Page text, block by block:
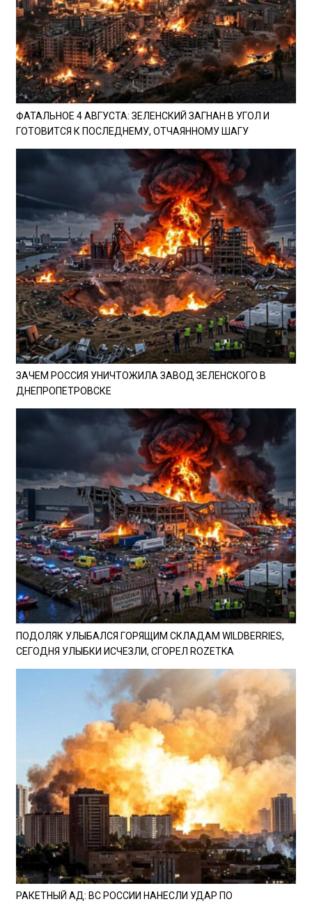
ФАТАЛЬНОЕ 4 АВГУСТА: ЗЕЛЕНСКИЙ ЗАГНАН В УГОЛ И
ГОТОВИТСЯ К ПОСЛЕДНЕМУ, ОТЧАЯННОМУ ШАГУ
ЗАЧЕМ РОССИЯ УНИЧТОЖИЛА ЗАВОД ЗЕЛЕНСКОГО В
ДНЕПРОПЕТРОВСКЕ
ПОДОЛЯК УЛЫБАЛСЯ ГОРЯЩИМ СКЛАДАМ WILDBERRIES,
СЕГОДНЯ УЛЫБКИ ИСЧЕЗЛИ, СГОРЕЛ ROZETKA
РАКЕТНЫЙ АД: ВС РОССИИ НАНЕСЛИ УДАР ПО